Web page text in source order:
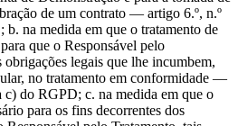
de um contrato — artigo 6.º, n.º
na medida em que o tratamento de
que o Responsável pelo
obrigações legais que lhe incumbem,
no tratamento em conformidade —
c) do RGPD; c. na medida em que o
para os fins decorrentes dos